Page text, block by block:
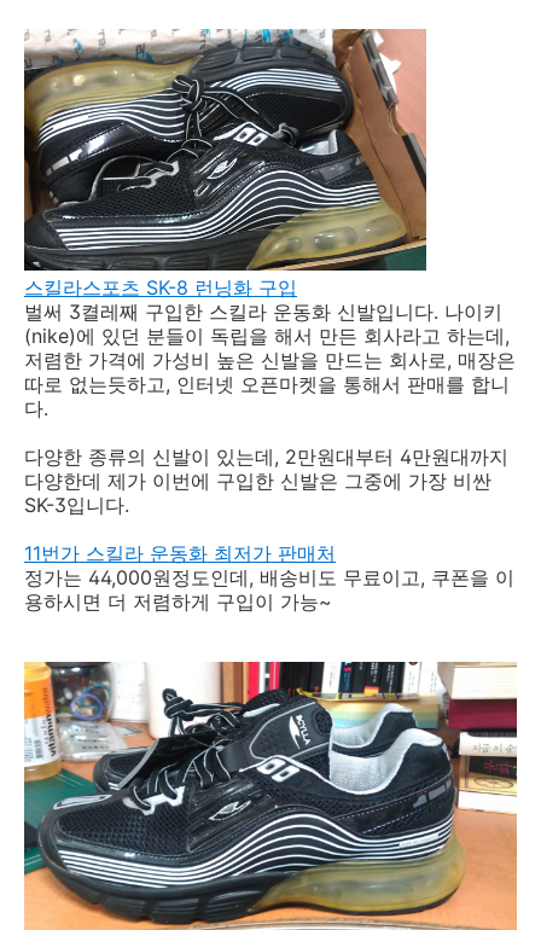
스킬라스포츠 SK-8 런닝화 구입
벌써 3켤레째 구입한 스킬라 운동화 신발입니다. 나이키
(nike)에 있던 분들이 독립을 해서 만든 회사라고 하는데,
저렴한 가격에 가성비 높은 신발을 만드는 회사로, 매장은
따로 없는듯하고, 인터넷 오픈마켓을 통해서 판매를 합니
다.
다양한 종류의 신발이 있는데, 2만원대부터 4만원대까지
다양한데 제가 이번에 구입한 신발은 그중에 가장 비싼
SK-3입니다.
11번가 스킬라 운동화 최저가 판매처
정가는 44,000원정도인데, 배송비도 무료이고, 쿠폰을 이
용하시면 더 저렴하게 구입이 가능~